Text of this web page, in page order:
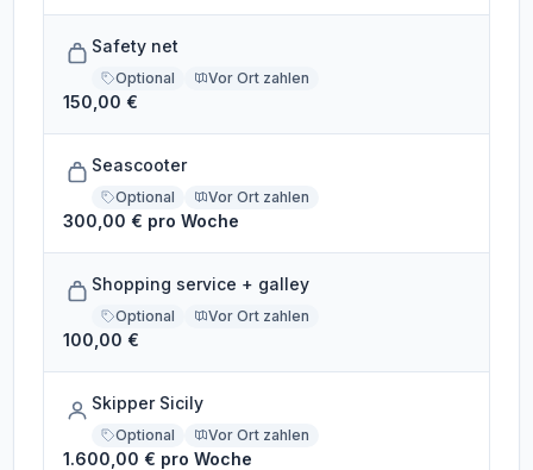
Safety net
Optional Vor Ort zahlen
150,00 €
Seascooter
Optional Vor Ort zahlen
300,00 € pro Woche
Shopping service + galley
Optional Vor Ort zahlen
100,00 €
Skipper Sicily
Optional Vor Ort zahlen
1.600,00 € pro Woche